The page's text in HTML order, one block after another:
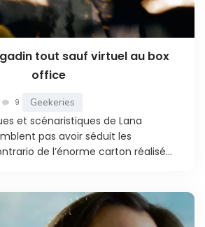
tout sauf virtuel au box
office
9 Geekeries
et scénaristiques de Lana
pas avoir séduit les
de l’énorme carton réalisé...